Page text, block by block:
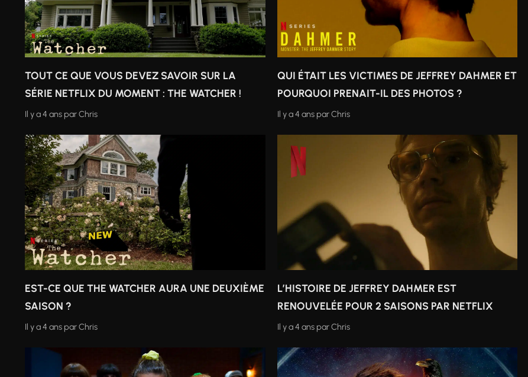
TOUT CE QUE VOUS DEVEZ SAVOIR SUR LA
SÉRIE NETFLIX DU MOMENT : THE WATCHER !
Il y a 4 ans parChris
QUI ÉTAIT LES VICTIMES DE JEFFREY DAHMER ET
POURQUOI PRENAIT-IL DES PHOTOS ?
Il y a 4 ans parChris
EST-CE QUE THE WATCHER AURA UNE DEUXIÈME
SAISON ?
Il y a 4 ans parChris
L’HISTOIRE DE JEFFREY DAHMER EST
RENOUVELÉE POUR 2 SAISONS PAR NETFLIX
Il y a 4 ans parChris